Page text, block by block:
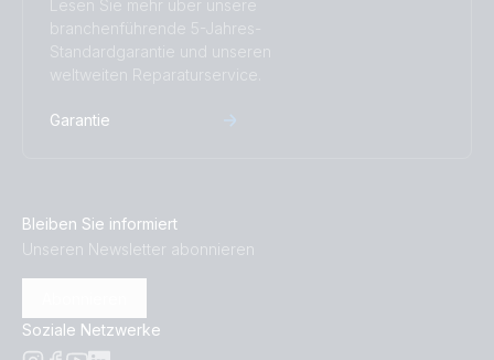
Lesen Sie mehr über unsere
branchenführende 5-Jahres-
Standardgarantie und unseren
weltweiten Reparaturservice.
Garantie
Bleiben Sie informiert
Unseren Newsletter abonnieren
Soziale Netzwerke